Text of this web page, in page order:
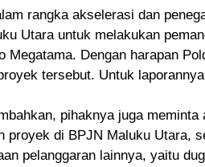
rangka akselerasi dan
Utara untuk melakukan
Megatama. Dengan harapan
tersebut. Untuk
pihaknya juga
proyek di BPJN Maluku Utara,
pelanggaran lainnya, yaitu